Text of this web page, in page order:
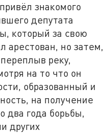
знакомого
депутата
который за свою
арестован, но затем,
реку,
на то что он
образованный и
на получение
два года борьбы,
других